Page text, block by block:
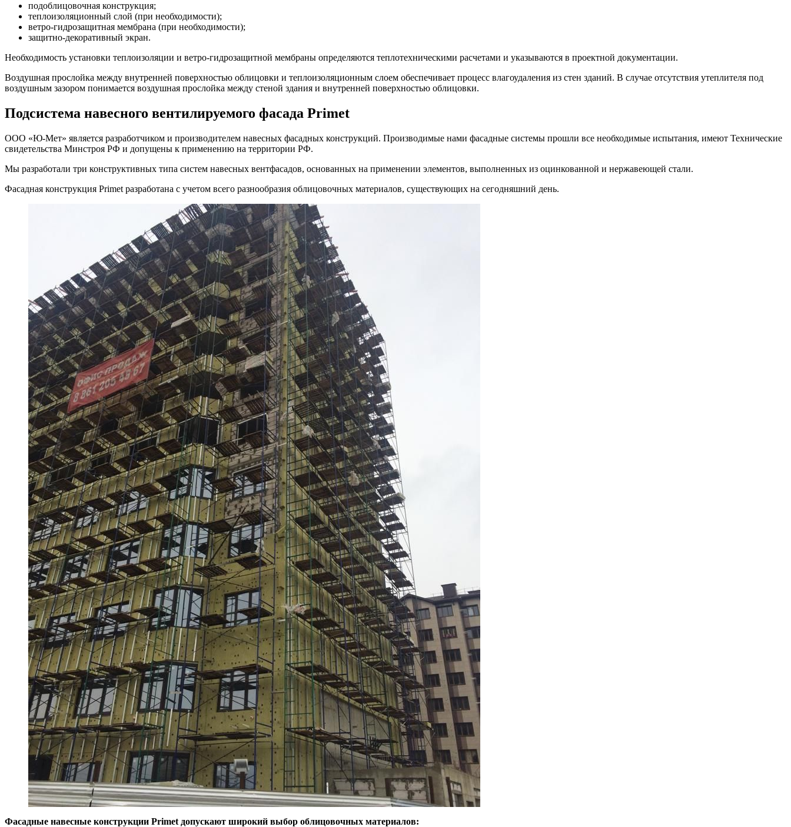
подоблицовочная конструкция;
теплоизоляционный слой (при необходимости);
ветро-гидрозащитная мембрана (при необходимости);
защитно-декоративный экран.
Необходимость установки теплоизоляции и ветро-гидрозащитной мембраны определяются теплотехническими расчетами и указываются в проектной документации.
Воздушная прослойка между внутренней поверхностью облицовки и теплоизоляционным слоем обеспечивает процесс влагоудаления из стен зданий. В случае отсутствия утеплителя под
воздушным зазором понимается воздушная прослойка между стеной здания и внутренней поверхностью облицовки.
Подсистема навесного вентилируемого фасада Primet
ООО «Ю-Мет» является разработчиком и производителем навесных фасадных конструкций. Производимые нами фасадные системы прошли все необходимые испытания, имеют Технические
свидетельства Минстроя РФ и допущены к применению на территории РФ.
Мы разработали три конструктивных типа систем навесных вентфасадов, основанных на применении элементов, выполненных из оцинкованной и нержавеющей стали.
Фасадная конструкция Primet разработана с учетом всего разнообразия облицовочных материалов, существующих на сегодняшний день.
Фасадные навесные конструкции Primet допускают широкий выбор облицовочных материалов: